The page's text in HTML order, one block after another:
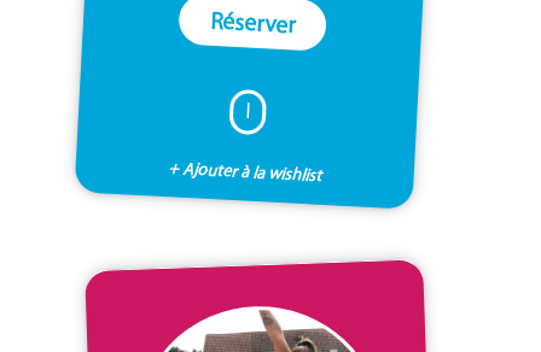
Réserver
I
+ Ajouter à la wishlist